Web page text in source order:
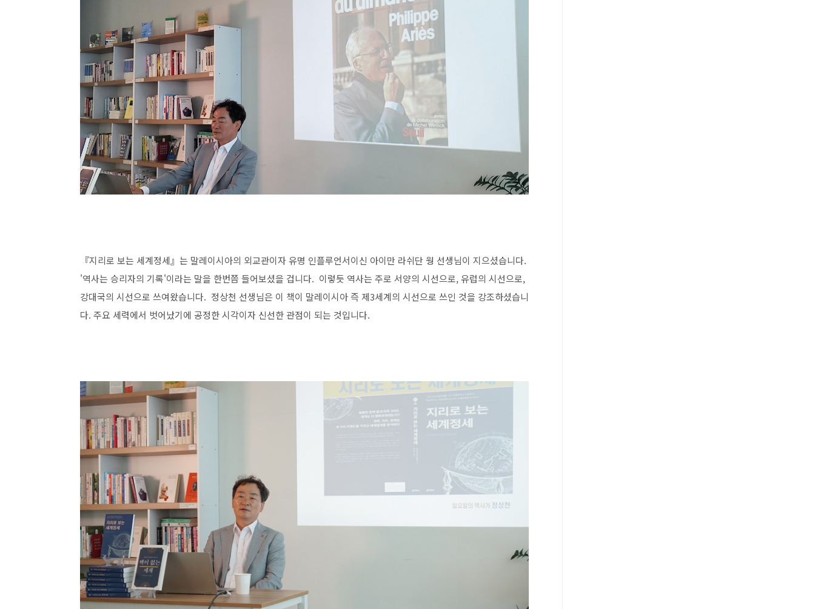
『지리로 보는 세계정세』는 말레이시아의 외교관이자 유명 인플루언서이신 아이만 라쉬단 웡 선생님이 지으셨습니다.
'역사는 승리자의 기록'이라는 말을 한번쯤 들어보셨을 겁니다. 이렇듯 역사는 주로 서양의 시선으로, 유럽의 시선으로,
강대국의 시선으로 쓰여왔습니다. 정상천 선생님은 이 책이 말레이시아 즉 제3세계의 시선으로 쓰인 것을 강조하셨습니
다. 주요 세력에서 벗어났기에 공정한 시각이자 신선한 관점이 되는 것입니다.